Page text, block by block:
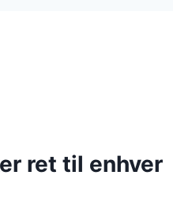
ret til enhver